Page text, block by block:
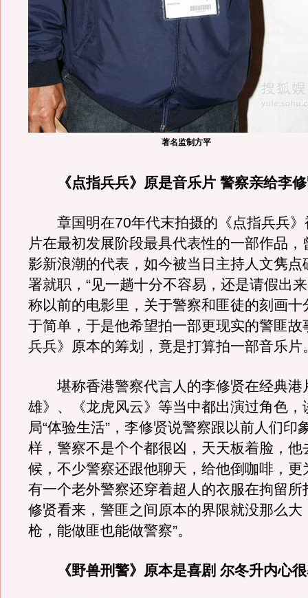
著名监制方平
《点指兵兵》原是音乐片 警察亲给李修
章国明在70年代末拍摄的《点指兵兵》
片在最初发展阶段最具代表性的一部作品，
影新浪潮的代表，如今被当日主持人文隽点
署就职，“见一趟十分不容易，还是请假出
称以前的电影里，关于警察和匪徒的刻画十
于简单，于是他希望拍一部更现实的警匪故
兵兵》原本的筹划，竟是打算拍一部音乐片
堪称香港警察代言人的李修贤在经典港
雄》、《龙虎风云》等当中都出演过角色，
局“体验生活”，李修贤说警察跟以前人们印
样，警察不是个个都很凶，天天板着脸，他
候，不少警察还跟他聊天，给他倒咖啡，更
有一个老外警察还穿着超人的衣服在拘留所
修贤看来，警匪之间原本的界限就没那么大
枪，能做匪也能做警察”。
《野兽刑警》原本是喜剧 尔冬升内心